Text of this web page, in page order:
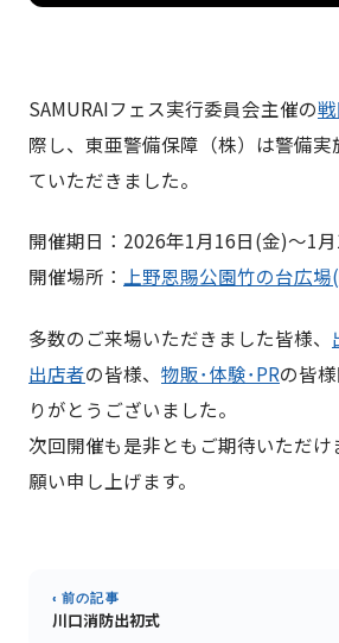
SAMURAIフェス実行委員会主催の
際し、東亜警備保障（株）は警備
ていただきました。
開催期日：2026年1月16日(金)〜1
開催場所： 上野恩賜公園竹の台広
多数のご来場いただきました皆様、
出店者の皆様、 物販･体験･PRの皆
りがとうございました。
次回開催も是非ともご期待いただ
願い申し上げます。
‹ 前の記事
川口消防出初式